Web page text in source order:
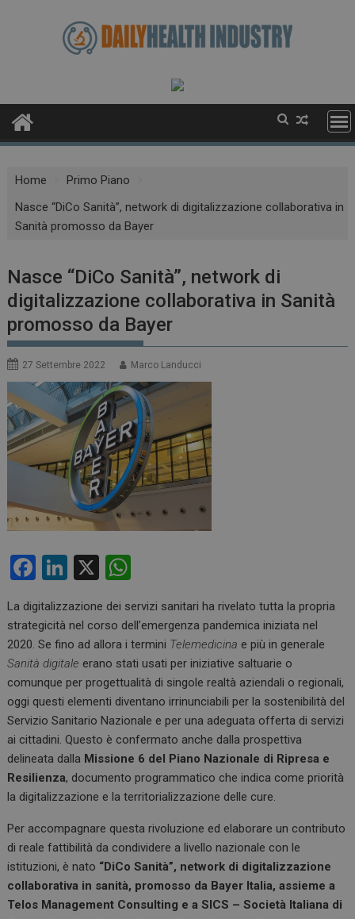
Home
Primo Piano
Nasce “DiCo Sanità”, network di digitalizzazione collaborativa in
Sanità promosso da Bayer
Nasce “DiCo Sanità”, network di
digitalizzazione collaborativa in Sanità
promosso da Bayer
27 Settembre 2022 Marco Landucci
F
ce
b
o
o
k
Li
ke
dI
n
X
at
s
A
p
p
La digitalizzazione dei servizi sanitari ha rivelato tutta la propria
strategicità nel corso dell’emergenza pandemica iniziata nel
2020. Se fino ad allora i termini Telemedicina e più in generale
Sanità digitale erano stati usati per iniziative saltuarie o
comunque per progettualità di singole realtà aziendali o regionali,
oggi questi elementi diventano irrinunciabili per la sostenibilità del
Servizio Sanitario Nazionale e per una adeguata offerta di servizi
ai cittadini. Questo è confermato anche dalla prospettiva
delineata dalla Missione 6 del Piano Nazionale di Ripresa e
Resilienza, documento programmatico che indica come priorità
la digitalizzazione e la territorializzazione delle cure.
Per accompagnare questa rivoluzione ed elaborare un contributo
di reale fattibilità da condividere a livello nazionale con le
istituzioni, è nato “DiCo Sanità”, network di digitalizzazione
collaborativa in sanità, promosso da Bayer Italia, assieme a
Telos Management Consulting e a SICS – Società Italiana di